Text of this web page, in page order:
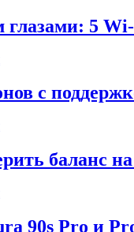
5
с
баланс
90s Pro и